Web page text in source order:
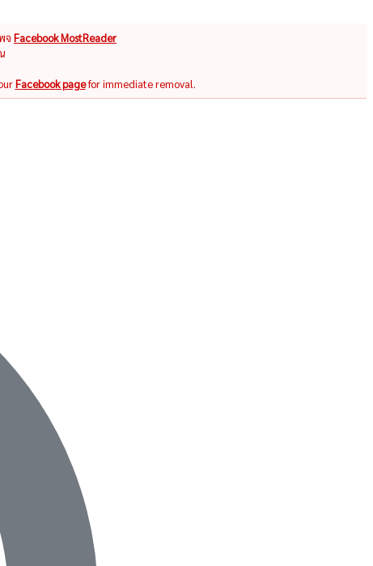
จ Facebook MostReader
Facebook pagefor immediate removal.